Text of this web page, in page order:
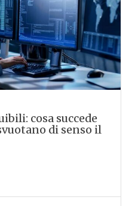
cosa succede
di senso il